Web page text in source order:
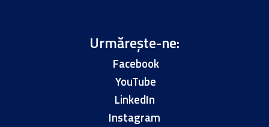
Urmărește-ne:
Facebook
YouTube
LinkedIn
Instagram